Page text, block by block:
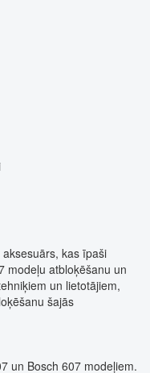
aksesuārs, kas īpaši
modeļu atbloķēšanu un
un lietotājiem,
šajās
un Bosch 607 modeļiem.